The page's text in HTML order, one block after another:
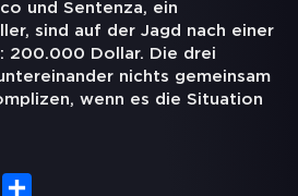
und Sentenza, ein
sind auf der Jagd nach einer
200.000 Dollar. Die drei
nichts gemeinsam
wenn es die Situation
Reddit